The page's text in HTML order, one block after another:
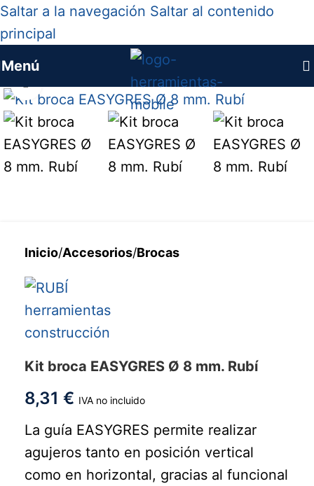
Saltar a la navegación Saltar al contenido
principal
Menú
Haga clic para ampliar
Inicio/Accesorios/Brocas
Kit broca EASYGRES Ø 8 mm. Rubí
8,31 € IVA no incluido
La guía EASYGRES permite realizar
agujeros tanto en posición vertical
como en horizontal, gracias al funcional